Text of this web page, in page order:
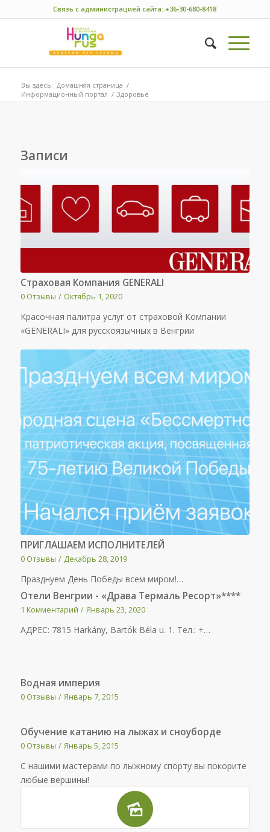
Связь с администрацией сайта: +36-30-680-8418
Вы здесь: Домашняя страница /
Информационный портал / Здоровье
Записи
Страховая Компания GENERALI
0 Отзывы / Октябрь 1, 2020
Красочная палитра услуг от страховой Компании
«GENERALI» для русскоязычных в Венгрии
ПРИГЛАШАЕМ ИСПОЛНИТЕЛЕЙ
0 Отзывы / Декабрь 28, 2019
Празднуем День Победы всем миром!…
Отели Венгрии - «Драва Термаль Ресорт»****
1 Комментарий / Январь 23, 2020
АДРЕС: 7815 Harkány, Bartók Béla u. 1. Тел.: +…
Водная империя
0 Отзывы / Январь 7, 2015
Обучение катанию на лыжах и сноуборде
0 Отзывы / Январь 5, 2015
С нашими мастерами по лыжному спорту вы покорите
любые вершины!